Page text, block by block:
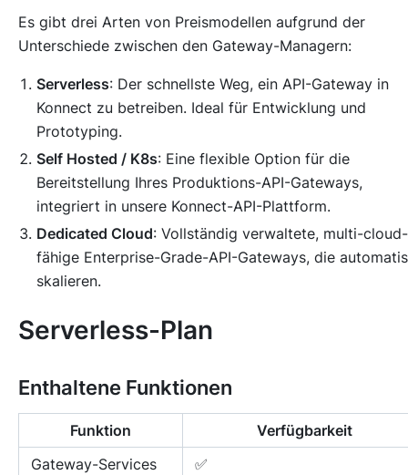
Es gibt drei Arten von Preismodellen aufgrund der
Unterschiede zwischen den Gateway-Managern:
Serverless: Der schnellste Weg, ein API-Gateway in
Konnect zu betreiben. Ideal für Entwicklung und
Prototyping.
Self Hosted / K8s: Eine flexible Option für die
Bereitstellung Ihres Produktions-API-Gateways,
integriert in unsere Konnect-API-Plattform.
Dedicated Cloud: Vollständig verwaltete, multi-cloud-
fähige Enterprise-Grade-API-Gateways, die
skalieren.
Serverless-Plan
Enthaltene Funktionen
Funktion
Verfügbarkeit
Gateway-Services
✅